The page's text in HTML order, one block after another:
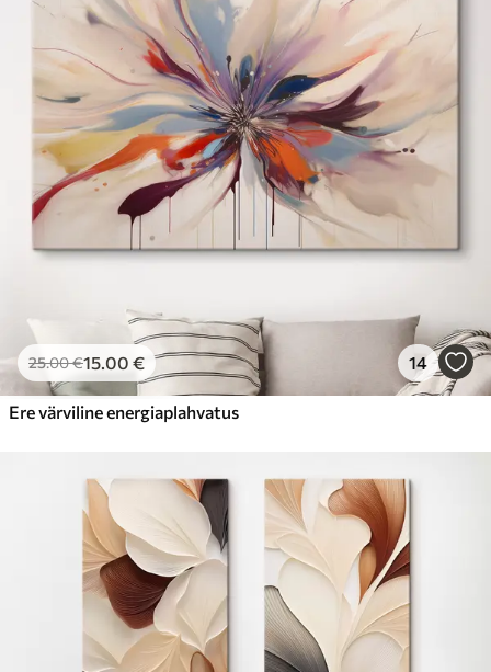
25.00€15.00 € 14
Ere värviline energiaplahvatus